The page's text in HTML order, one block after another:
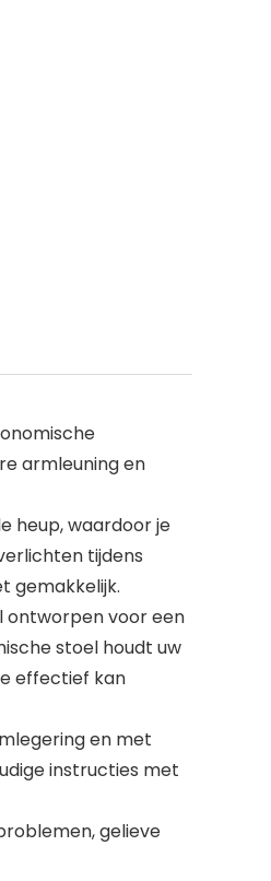
armleuning en
heup, waardoor je
tijdens
gemakkelijk.
ontworpen voor een
stoel houdt uw
effectief kan
en met
instructies met
gelieve